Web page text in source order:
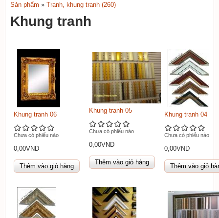
FINEART
Bạn đang ở đây
Sản phẩm » Tranh, khung tranh (260)
Khung tranh
Khung tranh 06
Chưa có phiếu nào
0,00VND
Khung tranh 05
Chưa có phiếu nào
0,00VND
Khung tranh 04
Chưa có phiếu nào
0,00VND